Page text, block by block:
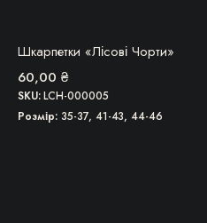
БЕРУ!
Шкарпетки «Лісові Чорти»
60,00 ₴
SKU:LCH-000005
Розмір 35-37, 41-43, 44-46